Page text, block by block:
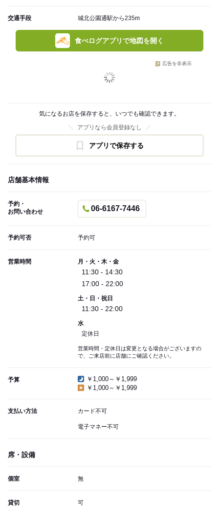
交通手段 城北公園通駅から235m
食べログアプリで地図を開く
広告を非表示
気になるお店を保存すると、いつでも確認できます。
アプリなら会員登録なし
アプリで保存する
店舗基本情報
予約・
お問い合わせ
06-6167-7446
予約可否 予約可
営業時間 月・火・木・金
11:30 - 14:30
17:00 - 22:00
土・日・祝日
11:30 - 22:00
水
定休日
営業時間・定休日は変更となる場合がございますの
で、ご来店前に店舗にご確認ください。
予算
￥1,000～￥1,999
￥1,000～￥1,999
支払い方法 カード不可
電子マネー不可
席・設備
個室 無
貸切 可